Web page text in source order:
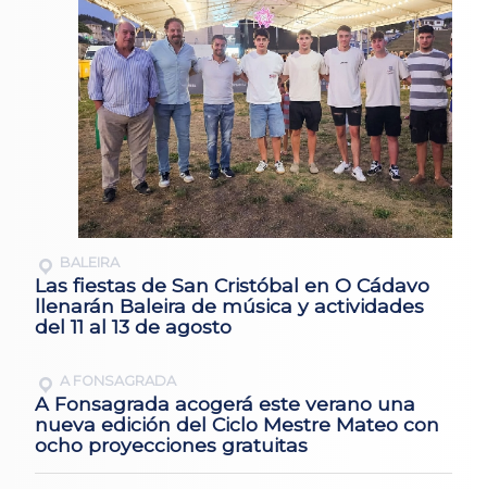
BALEIRA
Las fiestas de San Cristóbal en O Cádavo
llenarán Baleira de música y actividades
del 11 al 13 de agosto
A FONSAGRADA
A Fonsagrada acogerá este verano una
nueva edición del Ciclo Mestre Mateo con
ocho proyecciones gratuitas